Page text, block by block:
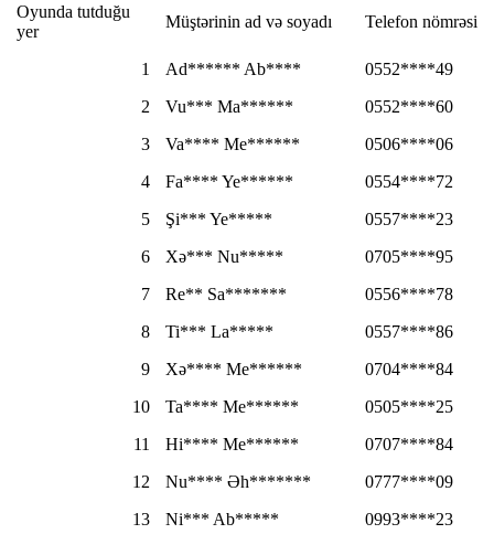
Oyunda tutduğu
yer
Müştərinin ad və soyadı Telefon nömrəsi
1 Ad****** Ab****
0552****49
2
Vu*** Ma******
0552****60
3
Va**** Me******
0506****06
4
Fa**** Ye******
0554****72
5
Şi*** Ye*****
0557****23
6
Xə*** Nu*****
0705****95
7
Re** Sa*******
0556****78
8
Ti*** La*****
0557****86
9
Xə**** Me******
0704****84
10
Ta**** Me******
0505****25
11
Hi**** Me******
0707****84
12
Nu**** Əh*******
0777****09
13
Ni*** Ab*****
0993****23